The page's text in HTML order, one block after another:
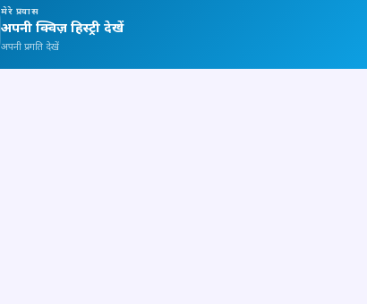
मेरे प्रयास
अपनी क्विज़ हिस्ट्री देखें
अपनी प्रगति देखें